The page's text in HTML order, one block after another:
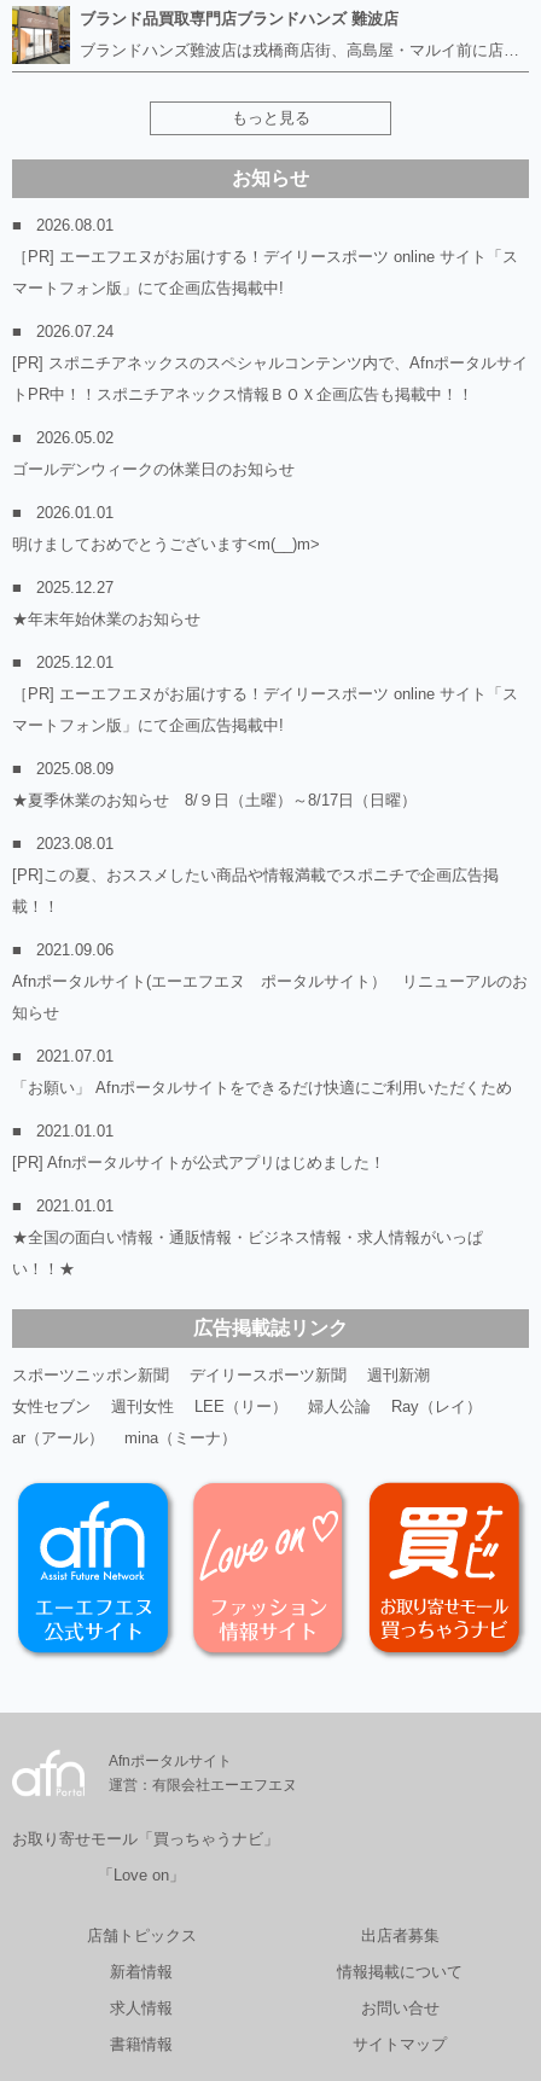
ブランド品買取専門店ブランドハンズ 難波店
ブランドハンズ難波店は戎橋商店街、高島屋・マルイ前に店舗があります！ ボロボロのルイヴィトン、エルメス、シャネルも高価買取！！ ぼろぼろのものでもブランドハンズなら高くお買取り致します！ ブランド香水や化粧品、動かない時計、ロレックスは特に高価買取です。 貴金属や宝石、ダイヤモンドの鑑定書がないものでもしっかり見させて頂きます。 是非お気軽にお越しください。
もっと見る
お知らせ
2026.08.01
［PR] エーエフエヌがお届けする！デイリースポーツ online サイト「ス
マートフォン版」にて企画広告掲載中!
2026.07.24
[PR] スポニチアネックスのスペシャルコンテンツ内で、Afnポータルサイ
トPR中！！スポニチアネックス情報ＢＯＸ企画広告も掲載中！！
2026.05.02
ゴールデンウィークの休業日のお知らせ
2026.01.01
明けましておめでとうございます<m(__)m>
2025.12.27
★年末年始休業のお知らせ
2025.12.01
［PR] エーエフエヌがお届けする！デイリースポーツ online サイト「ス
マートフォン版」にて企画広告掲載中!
2025.08.09
★夏季休業のお知らせ 8/９日（土曜）～8/17日（日曜）
2023.08.01
[PR]この夏、おススメしたい商品や情報満載でスポニチで企画広告掲
載！！
2021.09.06
Afnポータルサイト(エーエフエヌ ポータルサイト） リニューアルのお
知らせ
2021.07.01
「お願い」 Afnポータルサイトをできるだけ快適にご利用いただくため
2021.01.01
[PR] Afnポータルサイトが公式アプリはじめました！
2021.01.01
★全国の面白い情報・通販情報・ビジネス情報・求人情報がいっぱ
い！！★
広告掲載誌リンク
スポーツニッポン新聞 デイリースポーツ新聞
週刊新潮
女性セブン
週刊女性 LEE（リー） 婦人公論
Ray（レイ）
ar（アール）
mina（ミーナ）
Afnポータルサイト
運営：有限会社エーエフエヌ
お取り寄せモール「買っちゃうナビ」
「Love on」
店舗トピックス
新着情報
求人情報
書籍情報
出店者募集
情報掲載について
お問い合せ
サイトマップ